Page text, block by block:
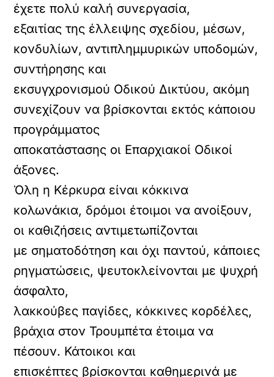
έχετε πολύ καλή συνεργασία,
εξαιτίας της έλλειψης σχεδίου, μέσων,
κονδυλίων, αντιπλημμυρικών υποδομών,
συντήρησης και
εκσυγχρονισμού Οδικού Δικτύου, ακόμη
συνεχίζουν να βρίσκονται εκτός κάποιου
προγράμματος
αποκατάστασης οι Επαρχιακοί Οδικοί
άξονες.
Όλη η Κέρκυρα είναι κόκκινα
κολωνάκια, δρόμοι έτοιμοι να ανοίξουν,
οι καθιζήσεις αντιμετωπίζονται
με σηματοδότηση και όχι παντού, κάποιες
ρηγματώσεις, ψευτοκλείνονται με ψυχρή
άσφαλτο,
λακκούβες παγίδες, κόκκινες κορδέλες,
βράχια στον Τρουμπέτα έτοιμα να
πέσουν. Κάτοικοι και
επισκέπτες βρίσκονται καθημερινά με